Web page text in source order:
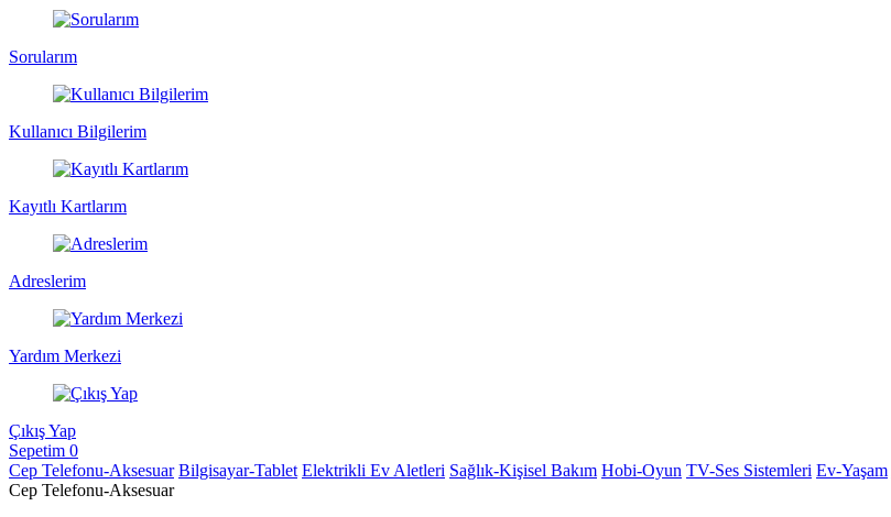
Sorularım
Kullanıcı Bilgilerim
Kayıtlı Kartlarım
Adreslerim
Yardım Merkezi
Çıkış Yap
Sepetim 0
Cep Telefonu-Aksesuar Bilgisayar-Tablet Elektrikli Ev Aletleri Sağlık-Kişisel Bakım Hobi-Oyun TV-Ses Sistemleri Ev-Yaşam
Cep Telefonu-Aksesuar